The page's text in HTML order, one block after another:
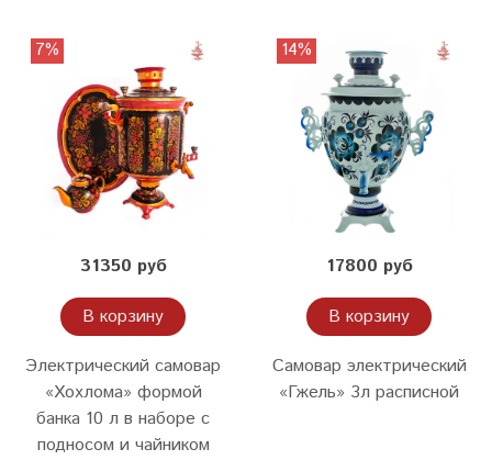
7%
31350 руб
В корзину
Электрический самовар
«Хохлома» формой
банка 10 л в наборе с
подносом и чайником
14%
17800 руб
В корзину
Самовар электрический
«Гжель» 3л расписной